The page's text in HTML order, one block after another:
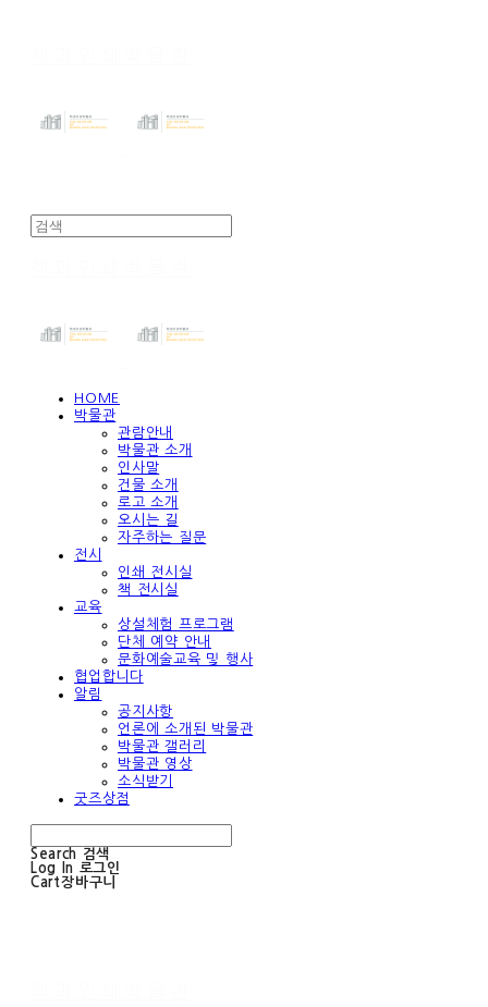
HOME
박물관
관람안내
박물관 소개
인사말
건물 소개
로고 소개
오시는 길
자주하는 질문
전시
인쇄 전시실
책 전시실
교육
상설체험 프로그램
단체 예약 안내
문화예술교육 및 행사
협업합니다
알림
공지사항
언론에 소개된 박물관
박물관 갤러리
박물관 영상
소식받기
굿즈상점
Search 검색
Log In 로그인
Cart장바구니